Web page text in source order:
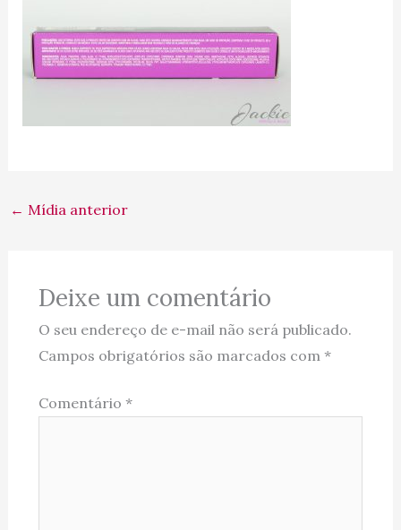
← Mídia anterior
Deixe um comentário
O seu endereço de e-mail não será publicado.
Campos obrigatórios são marcados com *
Comentário *